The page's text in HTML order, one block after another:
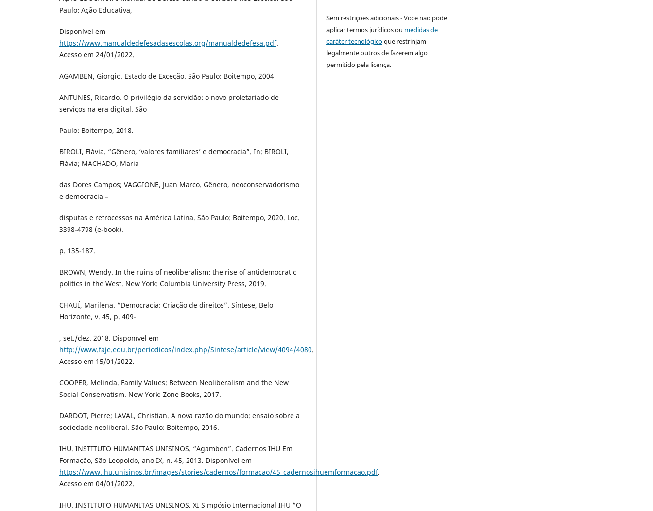
Paulo: Ação Educativa,
Disponível em
https://www.manualdedefesadasescolas.org/manualdedefesa.pdf.
Acesso em 24/01/2022.
AGAMBEN, Giorgio. Estado de Exceção. São Paulo: Boitempo, 2004.
ANTUNES, Ricardo. O privilégio da servidão: o novo proletariado de
serviços na era digital. São
Paulo: Boitempo, 2018.
BIROLI, Flávia. “Gênero, ‘valores familiares’ e democracia”. In: BIROLI,
Flávia; MACHADO, Maria
das Dores Campos; VAGGIONE, Juan Marco. Gênero, neoconservadorismo
e democracia –
disputas e retrocessos na América Latina. São Paulo: Boitempo, 2020. Loc.
3398-4798 (e-book).
p. 135-187.
BROWN, Wendy. In the ruins of neoliberalism: the rise of antidemocratic
politics in the West. New York: Columbia University Press, 2019.
CHAUÍ, Marilena. “Democracia: Criação de direitos”. Síntese, Belo
Horizonte, v. 45, p. 409-
, set./dez. 2018. Disponível em
http://www.faje.edu.br/periodicos/index.php/Sintese/article/view/4094/4080.
Acesso em 15/01/2022.
COOPER, Melinda. Family Values: Between Neoliberalism and the New
Social Conservatism. New York: Zone Books, 2017.
DARDOT, Pierre; LAVAL, Christian. A nova razão do mundo: ensaio sobre a
sociedade neoliberal. São Paulo: Boitempo, 2016.
IHU. INSTITUTO HUMANITAS UNISINOS. “Agamben”. Cadernos IHU Em
Formação, São Leopoldo, ano IX, n. 45, 2013. Disponível em
https://www.ihu.unisinos.br/images/stories/cadernos/formacao/45_cadernosihuemformacao.pdf.
Acesso em 04/01/2022.
IHU. INSTITUTO HUMANITAS UNISINOS. XI Simpósio Internacional IHU “O
Sem restrições adicionais - Você não pode
aplicar termos jurídicos ou medidas de
caráter tecnológicoque restrinjam
legalmente outros de fazerem algo
permitido pela licença.